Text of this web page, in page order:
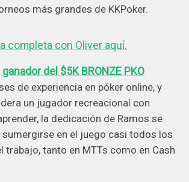
más grandes de KKPoker.
completa con Oliver aquí.
del $5K BRONZE PKO
de experiencia en póker online, y
un jugador recreacional con
la dedicación de Ramos se
sumergirse en el juego casi todos los
trabajo, tanto en MTTs como en Cash